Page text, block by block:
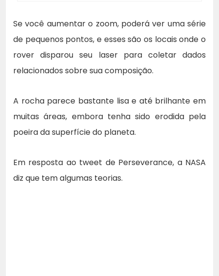
Se você aumentar o zoom, poderá ver uma série
de pequenos pontos, e esses são os locais onde o
rover disparou seu laser para coletar dados
relacionados sobre sua composição.
A rocha parece bastante lisa e até brilhante em
muitas áreas, embora tenha sido erodida pela
poeira da superfície do planeta.
Em resposta ao tweet de Perseverance, a NASA
diz que tem algumas teorias.